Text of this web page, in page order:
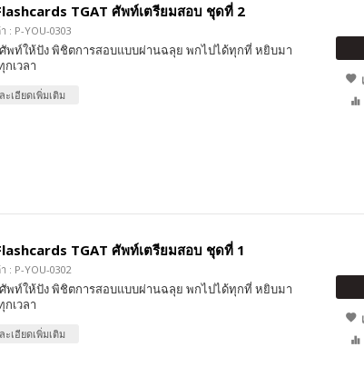
TGAT ศัพท์เตรียมสอบ ชุดที่ 2
: P-YOU-0303
พท์ให้ปัง พิชิตการสอบแบบผ่านฉลุย พกไปได้ทุกที่ หยิบมา
เวลา
ะเอียดเพิ่มเติม
TGAT ศัพท์เตรียมสอบ ชุดที่ 1
: P-YOU-0302
พท์ให้ปัง พิชิตการสอบแบบผ่านฉลุย พกไปได้ทุกที่ หยิบมา
เวลา
ะเอียดเพิ่มเติม